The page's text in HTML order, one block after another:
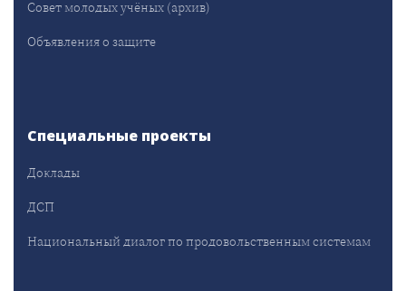
Совет молодых учёных (архив)
Объявления о защите
Специальные проекты
Доклады
ДСП
Национальный диалог по продовольственным системам